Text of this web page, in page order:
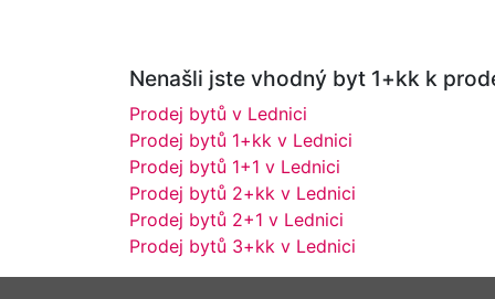
Nenašli jste vhodný byt 1+kk k
Prodej bytů v Lednici
Prodej bytů 1+kk v Lednici
Prodej bytů 1+1 v Lednici
Prodej bytů 2+kk v Lednici
Prodej bytů 2+1 v Lednici
Prodej bytů 3+kk v Lednici